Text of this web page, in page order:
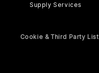
Supply Services
Cookie & Third Party List